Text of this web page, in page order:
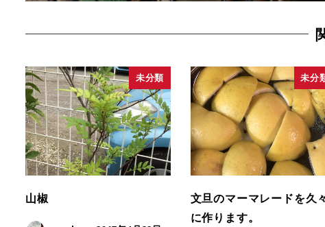
未分類
山椒
未分
文旦のマーマレードを久
に作ります。